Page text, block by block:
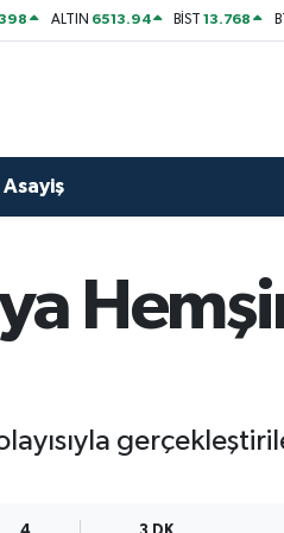
ALTIN 6513.94 BİST13.768
Asayiş